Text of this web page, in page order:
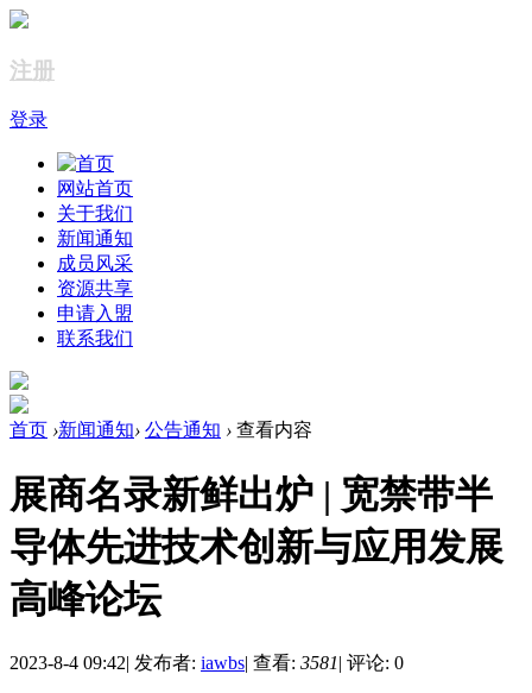
注册
登录
网站首页
关于我们
新闻通知
成员风采
资源共享
申请入盟
联系我们
首页 ›新闻通知› 公告通知 › 查看内容
展商名录新鲜出炉 | 宽禁带半
导体先进技术创新与应用发展
高峰论坛
2023-8-4 09:42| 发布者: iawbs| 查看: 3581| 评论: 0